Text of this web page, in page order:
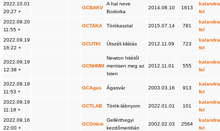
2022.10.01
20:27 +
GCBAKV
A hal neve
Bodorka
2014.08.10 1613
fel
2022.09.20
11:55 +
GCTAKA Törökasztal 2015.07.14 781
fel
2022.09.19
16:22 +
GCUTKI Útszéli kilátás 2012.11.09 723
fel
2022.09.19
12:38 +
GCNHMM
Newton hitétől
mentsen meg az
Isten
2012.11.01 555
fel
2022.09.19
11:53 +
GCAgas Ágasvár 2003.03.16 913
fel
2022.09.19
11:18 +
GCTLAB Török-lábnyom 2022.01.01 101
fel
2022.09.16
22:00 +
GCGhkm
Gellérthegyi
kezdőmeridián
2002.02.03 2564
fel